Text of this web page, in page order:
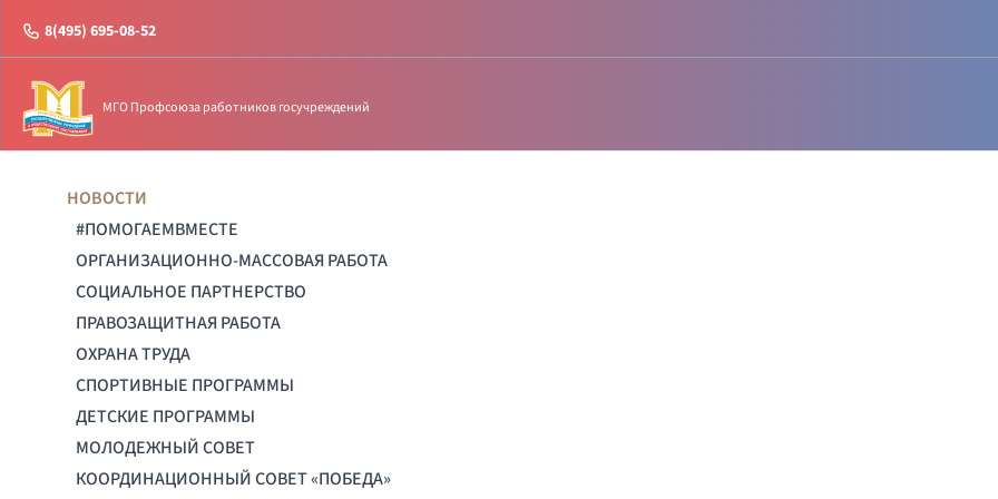
8(495) 695-08-52
МГО Профсоюза работников госучреждений
НОВОСТИ
#ПОМОГАЕМВМЕСТЕ
ОРГАНИЗАЦИОННО-МАССОВАЯ РАБОТА
СОЦИАЛЬНОЕ ПАРТНЕРСТВО
ПРАВОЗАЩИТНАЯ РАБОТА
ОХРАНА ТРУДА
СПОРТИВНЫЕ ПРОГРАММЫ
ДЕТСКИЕ ПРОГРАММЫ
МОЛОДЕЖНЫЙ СОВЕТ
КООРДИНАЦИОННЫЙ СОВЕТ «ПОБЕДА»